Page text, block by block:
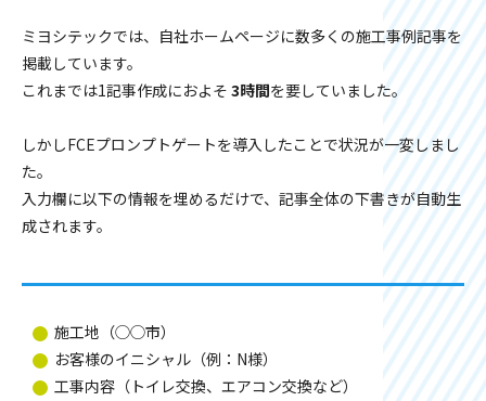
ミヨシテックでは、自社ホームページに数多くの施工事例記事を
掲載しています。
これまでは1記事作成におよそ 3時間を要していました。
しかしFCEプロンプトゲートを導入したことで状況が一変しまし
た。
入力欄に以下の情報を埋めるだけで、記事全体の下書きが自動生
成されます。
施工地（◯◯市）
お客様のイニシャル（例：N様）
工事内容（トイレ交換、エアコン交換など）